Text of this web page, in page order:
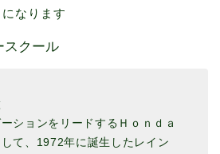
なります
スクール
ションをリードするＨｏｎｄａ
て、1972年に誕生したレイン